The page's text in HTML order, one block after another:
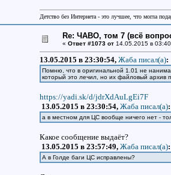
Детство без Интернета - это лучшее, что могла
Re: ЧАВО, том 7 (всё
« Ответ #1073 от14.05.2015 в
13.05.2015 в 23:30:54, Жаба писал(a):
Помню, что в оригинальной 1.01 не
который это лечил, но их файловый архив
https://yadi.sk/d/jdrXdAuLgEi7F
13.05.2015 в 23:30:54, Жаба писал(a):
а в местном для ЦС вообще ничего нет -
Какое сообщение выдаёт?
13.05.2015 в 23:57:49, Жаба писал(a):
А в Голде баги ЦС исправлены?